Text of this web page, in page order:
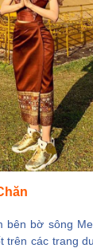
bên bờ sông
trên các trang